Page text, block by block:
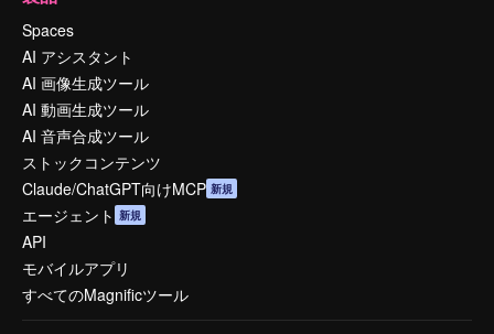
Spaces
AI アシスタント
AI 画像生成ツール
AI 動画生成ツール
AI 音声合成ツール
ストックコンテンツ
Claude/ChatGPT向けMCP 新規
エージェント 新規
API
モバイルアプリ
すべてのMagnificツール